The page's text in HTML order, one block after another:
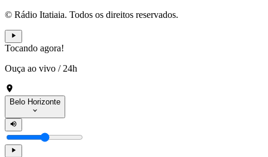
© Rádio Itatiaia. Todos os direitos reservados.
Tocando agora!
Ouça ao vivo / 24h
Belo Horizonte